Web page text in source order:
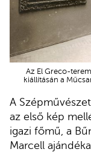
Az El Greco-
kiállításán a
A
az első kép
igazi főmű, a
Marcell